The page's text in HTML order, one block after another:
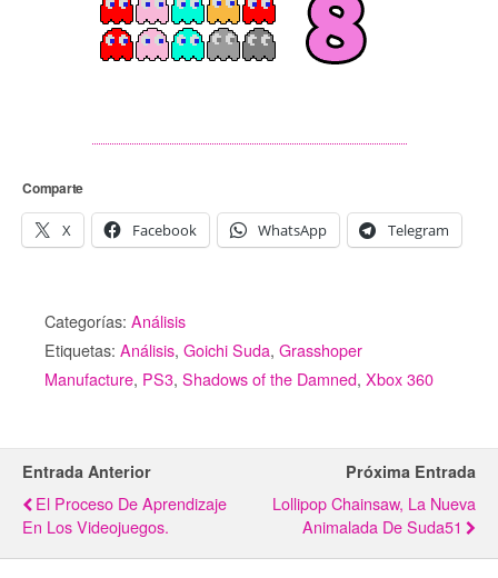
Comparte
X Facebook WhatsApp Telegram
Categorías: Análisis
Etiquetas: Análisis, Goichi Suda, Grasshoper
Manufacture, PS3, Shadows of the Damned, Xbox 360
Entrada Anterior
El Proceso De Aprendizaje
En Los Videojuegos.
Próxima Entrada
Lollipop Chainsaw, La Nueva
Animalada De Suda51